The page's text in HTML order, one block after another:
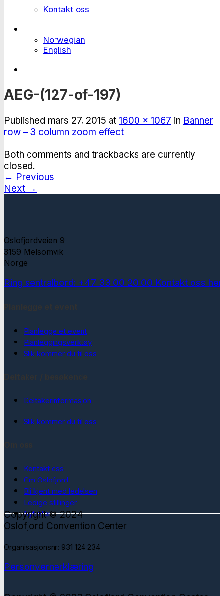
Kontakt oss
Norwegian
English
AEG-(127-of-197)
Published mars 27, 2015 at 1600 × 1067 in Banner
row – 3 column zoom effect
Both comments and trackbacks are currently
closed.
← Previous
Next →
Oslofjordveien 9
3159 Melsomvik
Norge
Ring sentralbord: +47 33 00 20 00 Kontakt oss
Planlegge et event
Planleggingsverktøy
Slik kommer du til oss
Deltakerinformasjon
Slik kommer du til oss
Kontakt oss
Om Oslofjord
Bli kjent med ledelsen
Ledige stillinger
Nyheter
Copyright © 2024
Oslofjord Convention Center
Organisasjonsnr: 931 124 234
Personvernerklæring